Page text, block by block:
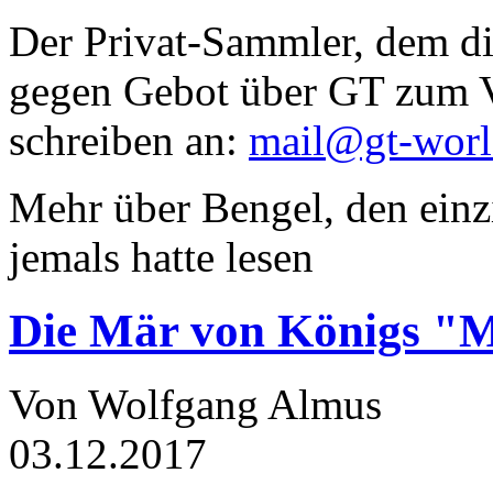
Der Privat-Sammler, dem
gegen Gebot über GT zum
schreiben an: mail@gt-
Mehr über Bengel, den
jemals hatte lesen
Die Mär von Königs
Von Wolfgang Almus
03.12.2017